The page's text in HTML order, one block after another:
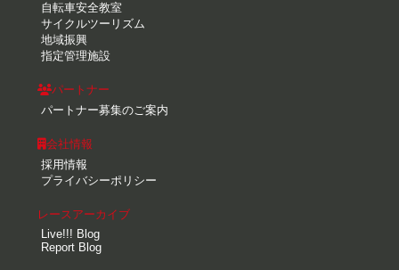
自転車安全教室
サイクルツーリズム
地域振興
指定管理施設
パートナー
パートナー募集のご案内
会社情報
採用情報
プライバシーポリシー
レースアーカイブ
Live!!! Blog
Report Blog